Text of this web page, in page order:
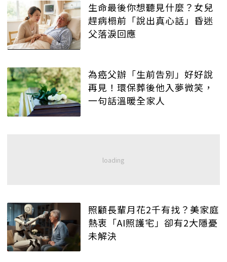
生命最後你想聽見什麼？女兒
趕病榻前「說出真心話」昏迷
父落淚回應
為癌父辦「生前告別」好好說
再見！環保葬後他入夢微笑，
一句話溫暖全家人
照顧長輩月花2千有找？美家庭
熱衷「AI照護宅」卻有2大隱憂
未解決